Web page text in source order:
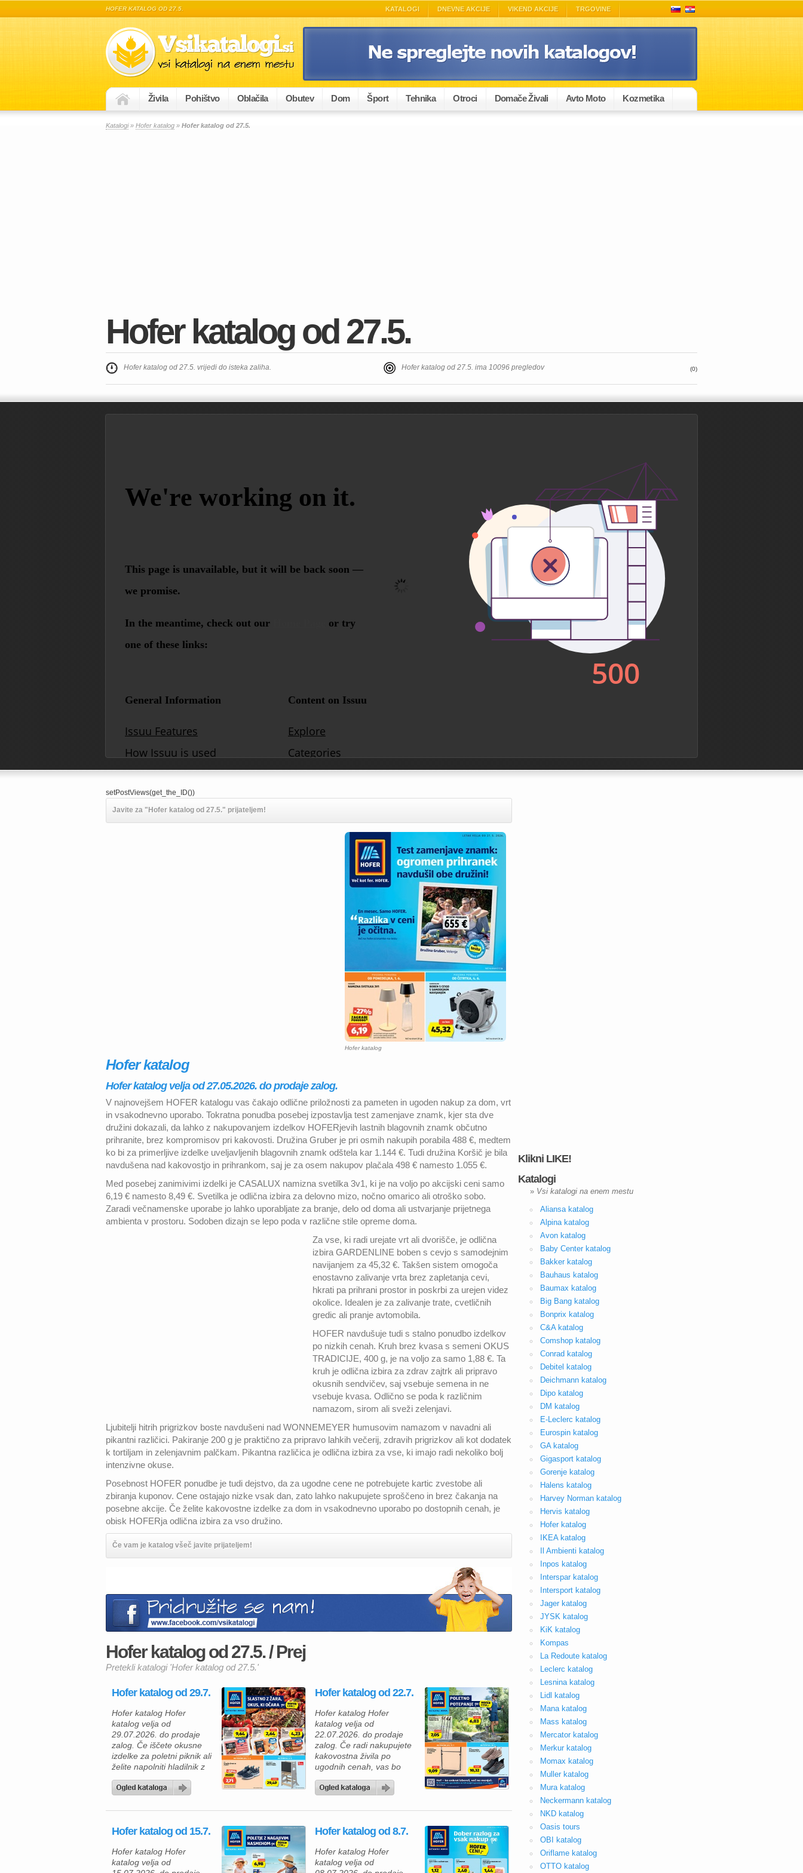
HOFER KATALOG OD 27.5. KATALOGI DNEVNE AKCIJE VIKEND AKCIJE TRGOVINE
Živila Pohištvo Oblačila Obutev Dom Šport Tehnika Otroci Domače Živali Avto Moto Kozmetika
Katalogi» Hofer katalog » Hofer katalog od 27.5.
Hofer katalog od 27.5.
Hofer katalog od 27.5. vrijedi do isteka zaliha. Hofer katalog od 27.5. ima 10096 pregledov (0)
setPostViews(get_the_ID())
Javite za "Hofer katalog od 27.5." prijateljem!
Hofer katalog
Hofer katalog
Hofer katalog velja od 27.05.2026. do prodaje zalog.
V najnovejšem HOFER katalogu vas čakajo odlične priložnosti za pameten in ugoden nakup za dom, vrt
in vsakodnevno uporabo. Tokratna ponudba posebej izpostavlja test zamenjave znamk, kjer sta dve
družini dokazali, da lahko z nakupovanjem izdelkov HOFERjevih lastnih blagovnih znamk občutno
prihranite, brez kompromisov pri kakovosti. Družina Gruber je pri osmih nakupih porabila 488 €, medtem
ko bi za primerljive izdelke uveljavljenih blagovnih znamk odštela kar 1.144 €. Tudi družina Koršič je bila
navdušena nad kakovostjo in prihrankom, saj je za osem nakupov plačala 498 € namesto 1.055 €.
Med posebej zanimivimi izdelki je CASALUX namizna svetilka 3v1, ki je na voljo po akcijski ceni samo
6,19 € namesto 8,49 €. Svetilka je odlična izbira za delovno mizo, nočno omarico ali otroško sobo.
Zaradi večnamenske uporabe jo lahko uporabljate za branje, delo od doma ali ustvarjanje prijetnega
ambienta v prostoru. Sodoben dizajn se lepo poda v različne stile opreme doma.
Za vse, ki radi urejate vrt ali dvorišče, je odlična
izbira GARDENLINE boben s cevjo s samodejnim
navijanjem za 45,32 €. Takšen sistem omogoča
enostavno zalivanje vrta brez zapletanja cevi,
hkrati pa prihrani prostor in poskrbi za urejen videz
okolice. Idealen je za zalivanje trate, cvetličnih
gredic ali pranje avtomobila.
HOFER navdušuje tudi s stalno ponudbo izdelkov
po nizkih cenah. Kruh brez kvasa s semeni OKUS
TRADICIJE, 400 g, je na voljo za samo 1,88 €. Ta
kruh je odlična izbira za zdrav zajtrk ali pripravo
okusnih sendvičev, saj vsebuje semena in ne
vsebuje kvasa. Odlično se poda k različnim
namazom, sirom ali sveži zelenjavi.
Ljubitelji hitrih prigrizkov boste navdušeni nad WONNEMEYER humusovim namazom v navadni ali
pikantni različici. Pakiranje 200 g je praktično za pripravo lahkih večerij, zdravih prigrizkov ali kot dodatek
k tortiljam in zelenjavnim palčkam. Pikantna različica je odlična izbira za vse, ki imajo radi nekoliko bolj
intenzivne okuse.
Posebnost HOFER ponudbe je tudi dejstvo, da za ugodne cene ne potrebujete kartic zvestobe ali
zbiranja kuponov. Cene ostajajo nizke vsak dan, zato lahko nakupujete sproščeno in brez čakanja na
posebne akcije. Če želite kakovostne izdelke za dom in vsakodnevno uporabo po dostopnih cenah, je
obisk HOFERja odlična izbira za vso družino.
Če vam je katalog všeč javite prijateljem!
Hofer katalog od 27.5. / Prej
Pretekli katalogi 'Hofer katalog od 27.5.'
Hofer katalog od 29.7.
Hofer katalog Hofer
katalog velja od
29.07.2026. do prodaje
zalog. Če iščete okusne
izdelke za poletni piknik ali
želite napolniti hladilnik z
Hoferjeva ponudba,
zagotovo navdušila. V
kakovostni mesni izdelki
dobrote, mlečni izdelki ter
številni vsakodnevni izdelki
Hofer katalog od 22.7.
Hofer katalog Hofer
katalog velja od
22.07.2026. do prodaje
zalog. Če radi nakupujete
kakovostna živila po
ugodnih cenah, vas bo
kataloga zagotovo
katalogu vas čakajo izdelki
okusne prehranske
novimi, še nižjimi rednimi
cenami. Tako lahko
Hofer katalog od 15.7.
Hofer katalog Hofer
katalog velja od
Hofer katalog od 8.7.
Hofer katalog Hofer
katalog velja od
Klikni LIKE!
Katalogi
» Vsi katalogi na enem mestu
Aliansa katalog
Alpina katalog
Avon katalog
Baby Center katalog
Bakker katalog
Bauhaus katalog
Baumax katalog
Big Bang katalog
Bonprix katalog
C&A katalog
Comshop katalog
Conrad katalog
Debitel katalog
Deichmann katalog
Dipo katalog
DM katalog
E-Leclerc katalog
Eurospin katalog
GA katalog
Gigasport katalog
Gorenje katalog
Halens katalog
Harvey Norman katalog
Hervis katalog
Hofer katalog
IKEA katalog
Il Ambienti katalog
Inpos katalog
Interspar katalog
Intersport katalog
Jager katalog
JYSK katalog
KiK katalog
Kompas
La Redoute katalog
Leclerc katalog
Lesnina katalog
Lidl katalog
Mana katalog
Mass katalog
Mercator katalog
Merkur katalog
Momax katalog
Muller katalog
Mura katalog
Neckermann katalog
NKD katalog
Oasis tours
OBI katalog
Oriflame katalog
OTTO katalog